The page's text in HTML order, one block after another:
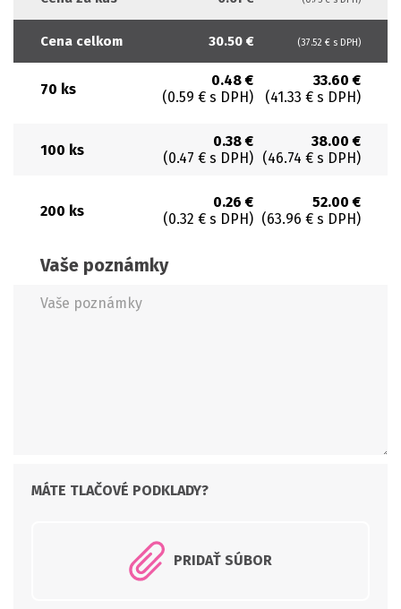
Vaše poznámky
PRIDAŤ SÚBOR
Cena celkom 30.50 € (37.52 € s DPH)
70 ks
0.48 €
(0.59 € s DPH)
33.60 €
(41.33 € s DPH)
100 ks
0.38 €
(0.47 € s DPH)
38.00 €
(46.74 € s DPH)
200 ks
0.26 €
(0.32 € s DPH)
52.00 €
(63.96 € s DPH)